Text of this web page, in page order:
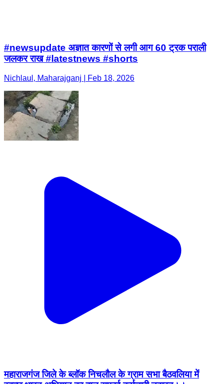
#newsupdate अज्ञात कारणों से लगी आग 60 ट्रक पराली
जलकर राख #latestnews #shorts
Nichlaul, Maharajganj | Feb 18, 2026
महाराजगंज जिले के ब्लॉक निचलौल के ग्राम सभा बैठवलिया में